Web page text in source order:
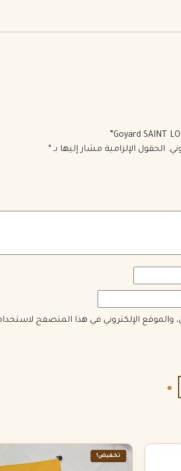
الحقول الإلزامية مشار إليها بـ *
والموقع الإلكتروني في هذا المتصفح
تخفيض!